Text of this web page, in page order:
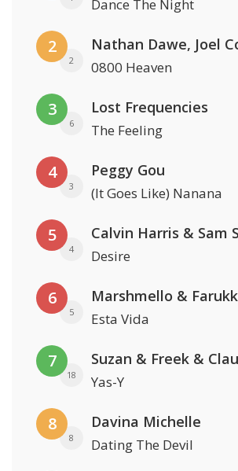
Dance The Night
2
2 0800 Heaven
3
6
Lost Frequencies
The Feeling
4
3
Peggy Gou
(It Goes Like) Nanana
5
4
Calvin Harris & Sam
Desire
6
5
Marshmello &
Esta Vida
7
18
Suzan & Freek &
Yas-Y
8
8
Davina Michelle
Dating The Devil